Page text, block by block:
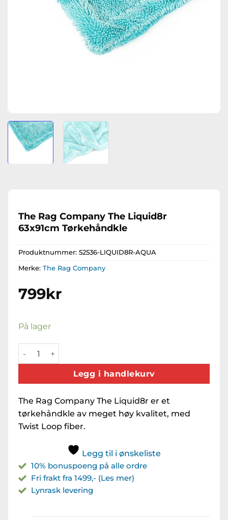
The Rag Company The Liquid8r
63x91cm Tørkehåndkle
Produktnummer: 52536-LIQUID8R-AQUA
Merke: The Rag Company
799kr
På lager
The Rag Company The Liquid8r 63x91cm Tørkehåndkle
Legg i handlekurv
The Rag Company The Liquid8r er et
tørkehåndkle av meget høy kvalitet, med
Twist Loop fiber.
Legg til i ønskeliste
10% bonuspoeng på alle ordre
Fri frakt fra 1499,- (Les mer)
Lynrask levering